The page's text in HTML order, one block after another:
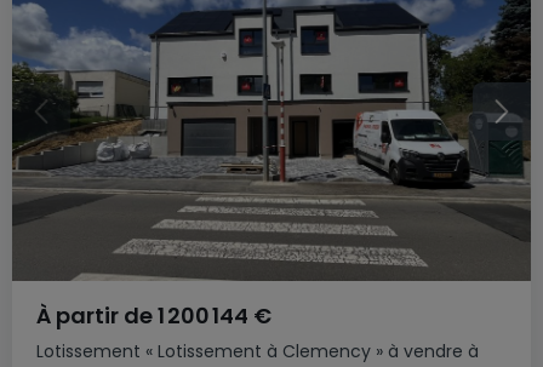
Lotissement « Lotissement à Clemency » à vendre à
À partir de1 200 144 €